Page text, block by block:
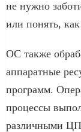
не нужно
или понять,
ОС также
аппаратные
программ.
процессы
различными